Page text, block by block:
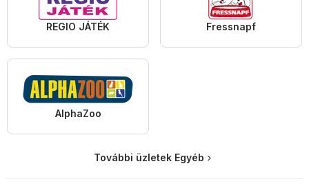
REGIO JÁTÉK Fressnapf
AlphaZoo
További üzletek Egyéb